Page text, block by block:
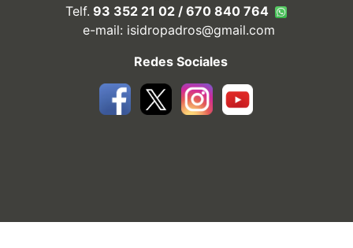
Telf. 93 352 21 02 / 670 840 764
e-mail: isidropadros@gmail.com
Redes Sociales